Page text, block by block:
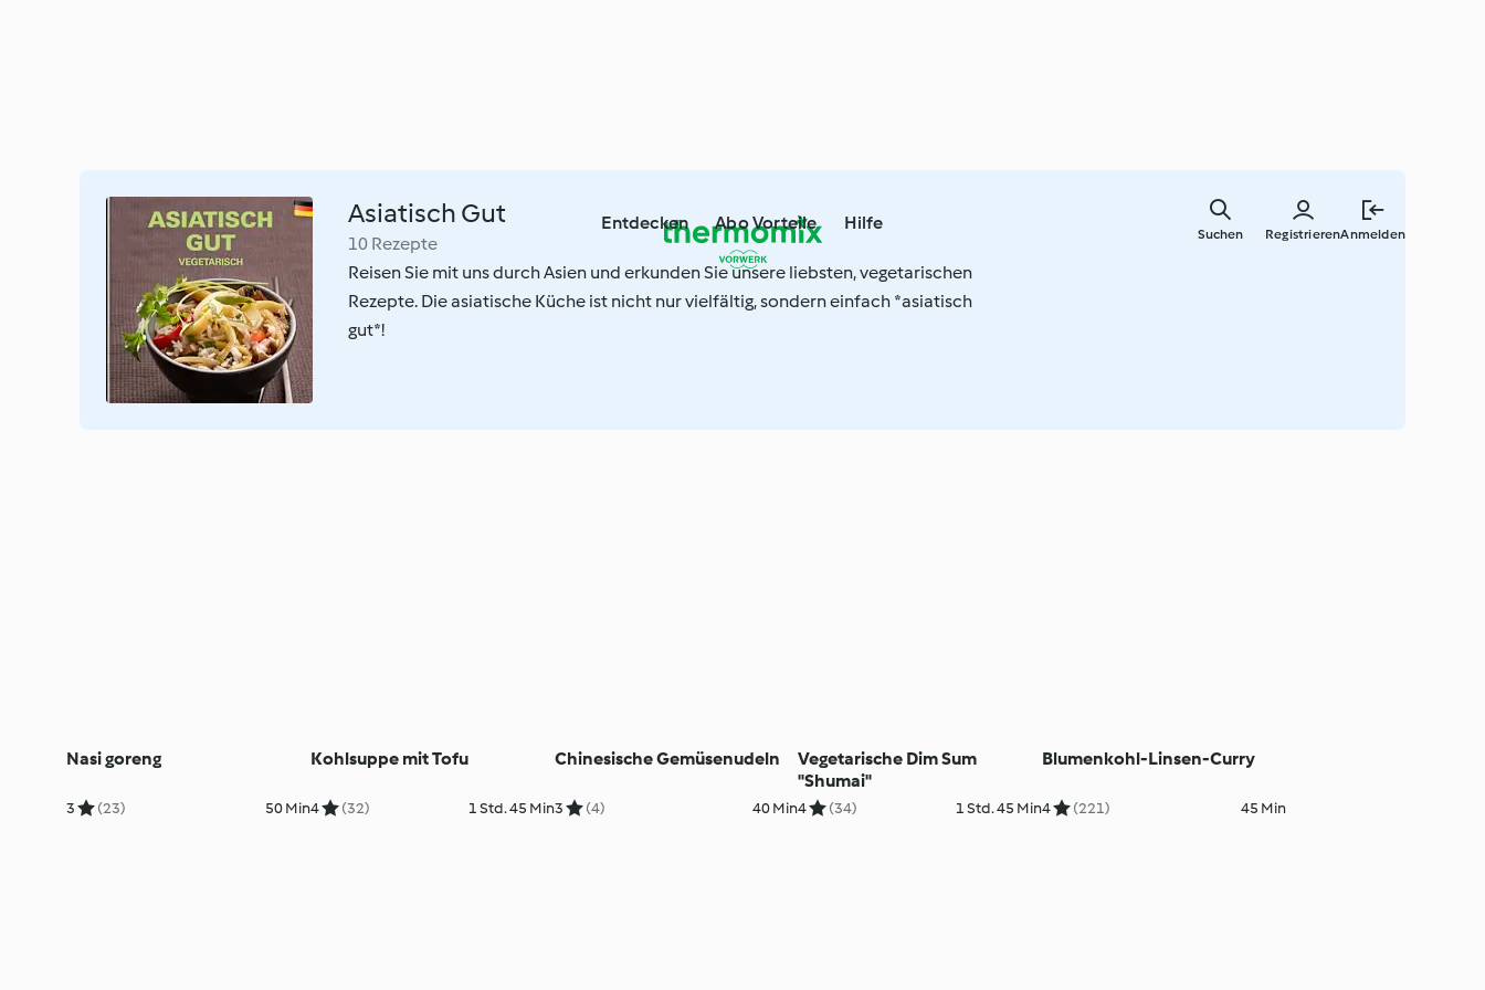
Entdecken Abo Vorteile Hilfe
RegistrierenAnmelden
Suchen
Asiatisch Gut
10 Rezepte
Reisen Sie mit uns durch Asien und erkunden Sie unsere liebsten, vegetarischen
Rezepte. Die asiatische Küche ist nicht nur vielfältig, sondern einfach *asiatisch
gut*!
Nasi goreng
3 (23) 50 Min
Kohlsuppe mit Tofu
4 (32) 1 Std. 45 Min
Chinesische Gemüsenudeln
3 (4) 40 Min
Vegetarische Dim Sum
"Shumai"
4 (34) 1 Std. 45 Min
Blumenkohl-Linsen-Curry
4 (221) 45 Min